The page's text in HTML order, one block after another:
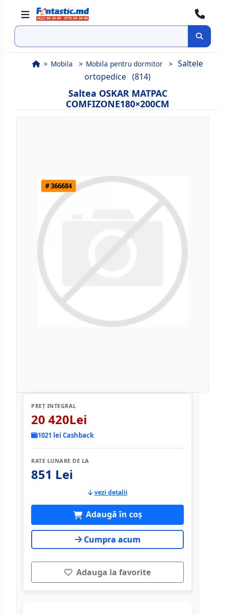
Cauta
Mobila Mobila pentru dormitor
Saltele
ortopedice (814)
Saltea OSKAR МАТРАС
COMFIZONE180×200СМ
# 366684
PREȚ INTEGRAL
20 420Lei
1021 lei Cashback
RATE LUNARE DE LA
851 Lei
vezi detalii
Adaugă în coș
Cumpra acum
Adauga la favorite